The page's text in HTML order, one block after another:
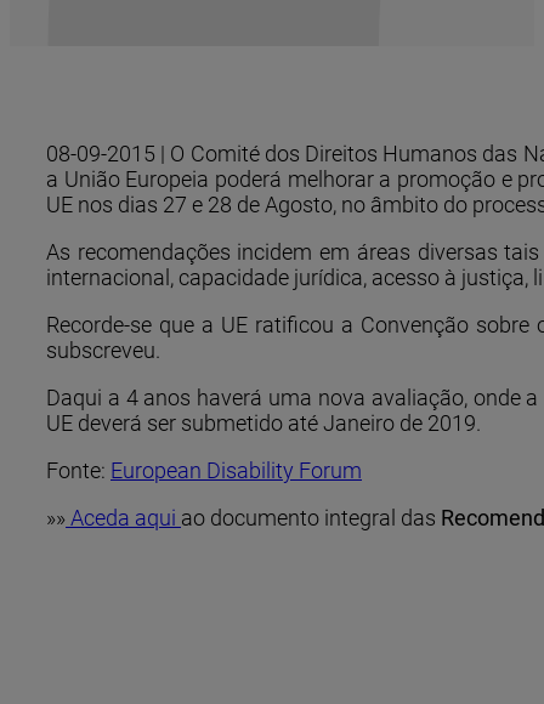
08-09-2015 | O Comité dos Direitos Humanos das
a União Europeia poderá melhorar a promoção e
UE nos dias 27 e 28 de Agosto, no âmbito do
As recomendações incidem em áreas diversas
internacional, capacidade jurídica, acesso à justiça,
Recorde-se que a UE ratificou a Convenção
subscreveu.
Daqui a 4 anos haverá uma nova avaliação, onde
UE deverá ser submetido até Janeiro de 2019.
Fonte: European Disability Forum
»» Aceda aqui ao documento integral das